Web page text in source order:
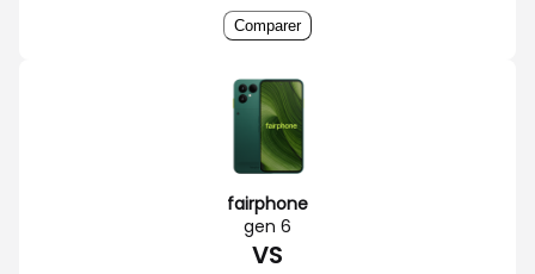
Comparer
fairphone
gen 6
VS